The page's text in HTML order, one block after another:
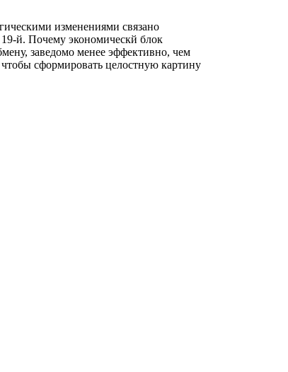
изменениями связано
й. Почему экономическй блок
заведомо менее эффективно, чем
сформировать целостную картину